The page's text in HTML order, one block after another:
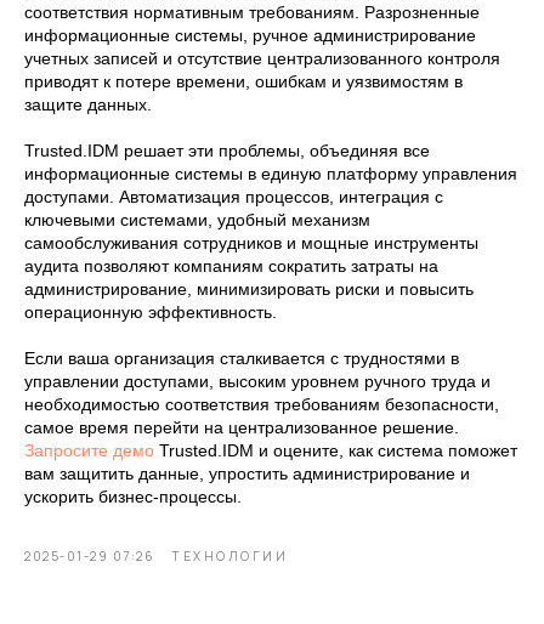
соответствия нормативным требованиям. Разрозненные
информационные системы, ручное администрирование
учетных записей и отсутствие централизованного контроля
приводят к потере времени, ошибкам и уязвимостям в
защите данных.
Trusted.IDM решает эти проблемы, объединяя все
информационные системы в единую платформу управления
доступами. Автоматизация процессов, интеграция с
ключевыми системами, удобный механизм
самообслуживания сотрудников и мощные инструменты
аудита позволяют компаниям сократить затраты на
администрирование, минимизировать риски и повысить
операционную эффективность.
Если ваша организация сталкивается с трудностями в
управлении доступами, высоким уровнем ручного труда и
необходимостью соответствия требованиям безопасности,
самое время перейти на централизованное решение.
Запросите демо Trusted.IDM и оцените, как система поможет
вам защитить данные, упростить администрирование и
ускорить бизнес-процессы.
2025-01-29 07:26 ТЕХНОЛОГИИ